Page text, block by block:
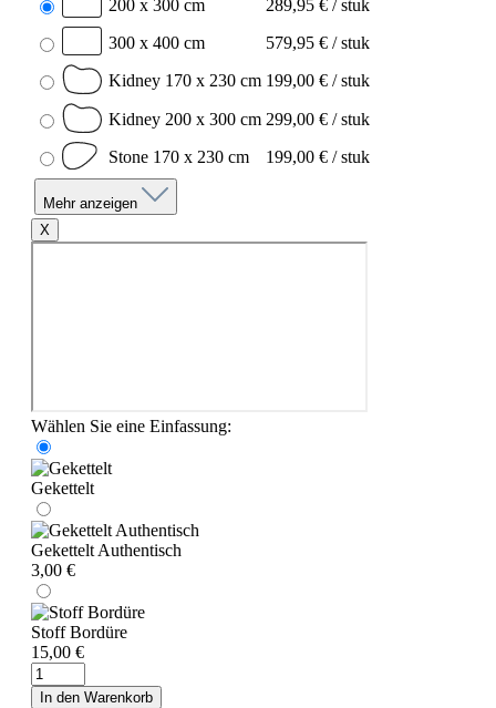
200 x 300 cm
289,95 € / stuk
300 x 400 cm
579,95 € / stuk
Kidney 170 x 230 cm 199,00 € / stuk
Kidney 200 x 300 cm 299,00 € / stuk
Stone 170 x 230 cm
199,00 € / stuk
Mehr anzeigen
X
Wählen Sie eine Einfassung:
Gekettelt
Gekettelt Authentisch
3,00 €
Stoff Bordüre
15,00 €
In den Warenkorb